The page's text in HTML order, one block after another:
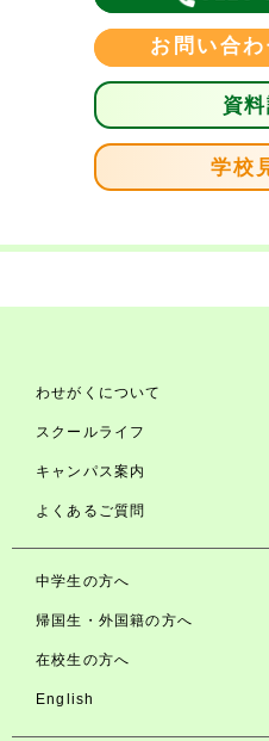
お問い合
資
学校
わせがくについて
スクールライフ
キャンパス案内
よくあるご質問
中学生の方へ
帰国生・外国籍の方へ
在校生の方へ
English